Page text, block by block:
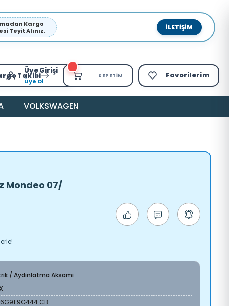
Kargo
Teyit Alınız.
İLETIŞIM
Takibi
Üye Girişi
Üye Ol
SEPETIM Favorilerim
VOLKSWAGEN
Mondeo 07/
/ Aydınlatma Aksamı
6G91 9G444 CB